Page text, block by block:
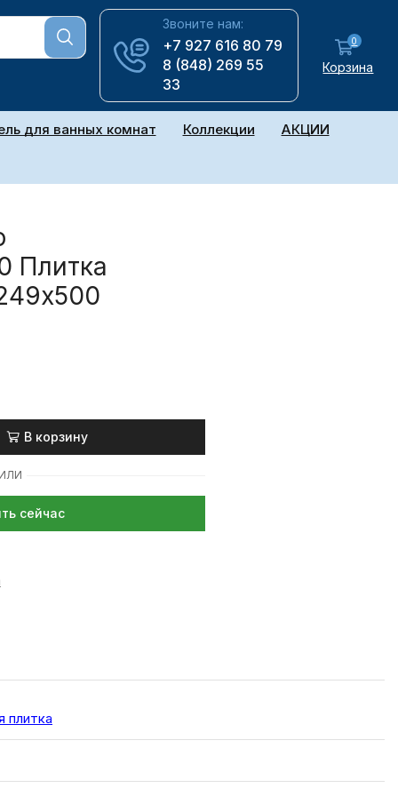
Звоните нам:
+7 927 616 80 79
8 (848) 269 55
33
0
Корзина
для ванных комнат Коллекции АКЦИИ
Плитка
В корзину
сейчас
плитка